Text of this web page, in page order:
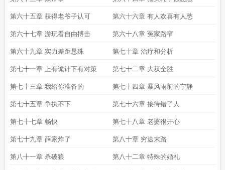
第六十五章 获得老爷子认可 第六十六章 有人欢喜有人愁
第六十七章 游玩看自由搏击 第六十八章 冤家路窄
第六十九章 实力差距悬殊 第七十章 治疗和分析
第七十一章 上有诡计下有对策 第七十二章 大获全胜
第七十三章 我给你准备的 第七十四章 暴风雨前的宁静
第七十五章 争执不下 第七十六章 接待错了人
第七十七章 畅快 第七十八章 老婆很开心
第七十九章 薛家炸了 第八十章 穷途末路
第八十一章 杀破狼 第八十二章 特殊的婚礼